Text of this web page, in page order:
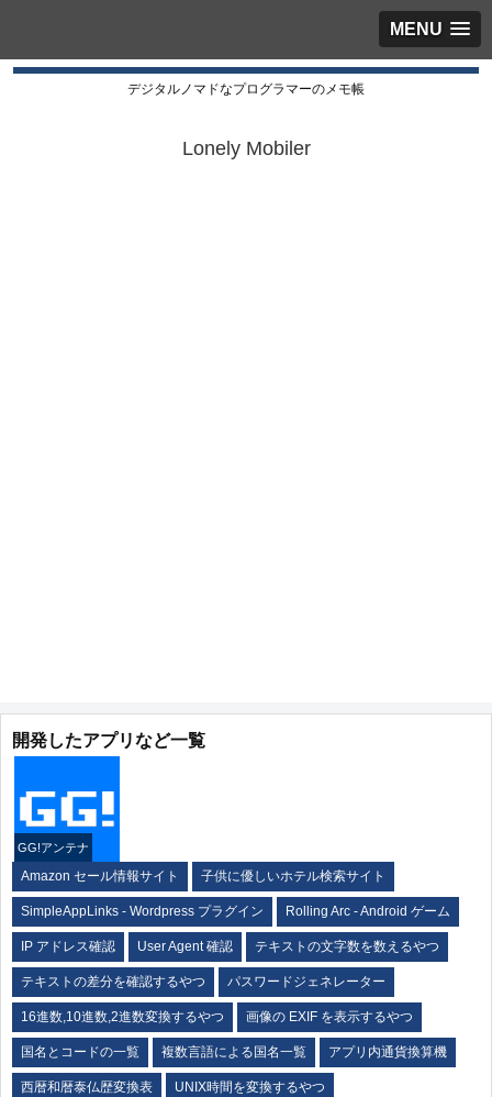
MENU
デジタルノマドなプログラマーのメモ帳
Lonely Mobiler
開発したアプリなど一覧
GG!アンテナ
Amazon セール情報サイト 子供に優しいホテル検索サイト
SimpleAppLinks - Wordpress プラグイン Rolling Arc - Android ゲーム
IP アドレス確認 User Agent 確認 テキストの文字数を数えるやつ
テキストの差分を確認するやつ パスワードジェネレーター
16進数,10進数,2進数変換するやつ 画像の EXIF を表示するやつ
国名とコードの一覧 複数言語による国名一覧 アプリ内通貨換算機
西暦和暦泰仏歴変換表 UNIX時間を変換するやつ